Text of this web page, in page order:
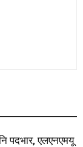
पदभार, एलएनएमयू